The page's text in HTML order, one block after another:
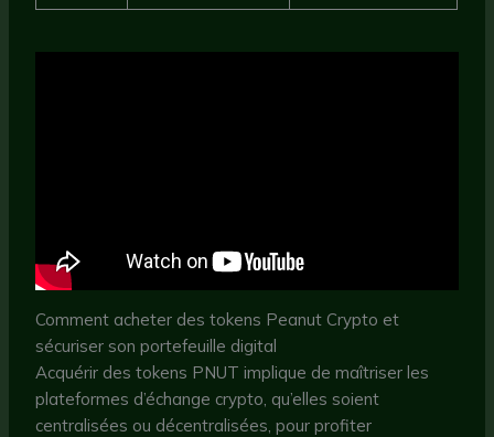
Comment acheter des tokens Peanut Crypto et
sécuriser son portefeuille digital
Acquérir des tokens PNUT implique de maîtriser les
plateformes d’échange crypto, qu’elles soient
centralisées ou décentralisées, pour profiter